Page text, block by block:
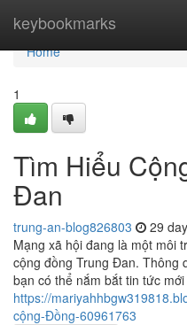
keybookmarks
Home
Home
1
Tìm Hiểu
Đan
trung-an-blog826803 29
Mạng xã hội đang là một môi
cộng đồng Trung Đan. Thông
bạn có thể nắm bắt tin tức mới
https://
cộng-Đồng-60961763